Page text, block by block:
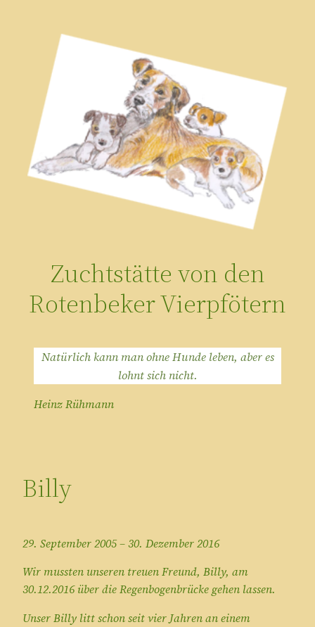
Zuchtstätte von den
Rotenbeker Vierpfötern
Natürlich kann man ohne Hunde leben, aber es
lohnt sich nicht.
Heinz Rühmann
Billy
29. September 2005 – 30. Dezember 2016
Wir mussten unseren treuen Freund, Billy, am
30.12.2016 über die Regenbogenbrücke gehen lassen.
Unser Billy litt schon seit vier Jahren an einem